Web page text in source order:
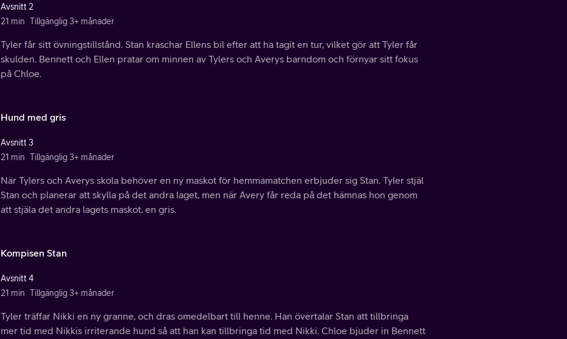
Avsnitt 2
21 min Tillgänglig 3+ månader
Tyler får sitt övningstillstånd. Stan kraschar Ellens bil efter att ha tagit en tur, vilket gör att Tyler får
skulden. Bennett och Ellen pratar om minnen av Tylers och Averys barndom och förnyar sitt fokus
på Chloe.
Hund med gris
Avsnitt 3
21 min Tillgänglig 3+ månader
När Tylers och Averys skola behöver en ny maskot för hemmamatchen erbjuder sig Stan. Tyler stjäl
Stan och planerar att skylla på det andra laget, men när Avery får reda på det hämnas hon genom
att stjäla det andra lagets maskot, en gris.
Kompisen Stan
Avsnitt 4
21 min Tillgänglig 3+ månader
Tyler träffar Nikki en ny granne, och dras omedelbart till henne. Han övertalar Stan att tillbringa
mer tid med Nikkis irriterande hund så att han kan tillbringa tid med Nikki. Chloe bjuder in Bennett